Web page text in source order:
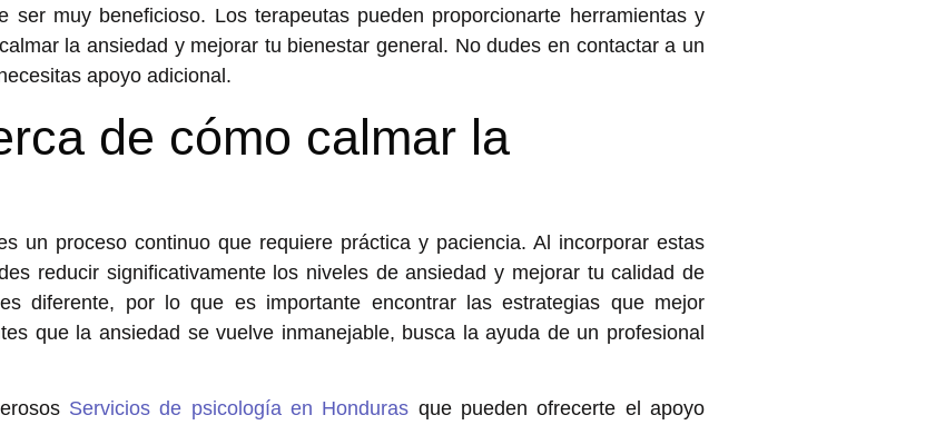
ser muy beneficioso. Los terapeutas pueden proporcionarte herramientas y
calmar la ansiedad y mejorar tu bienestar general. No dudes en contactar a un
apoyo adicional.
de cómo calmar la
un proceso continuo que requiere práctica y paciencia. Al incorporar estas
reducir significativamente los niveles de ansiedad y mejorar tu calidad de
diferente, por lo que es importante encontrar las estrategias que mejor
que la ansiedad se vuelve inmanejable, busca la ayuda de un profesional
Servicios de psicología en Honduras que pueden ofrecerte el apoyo